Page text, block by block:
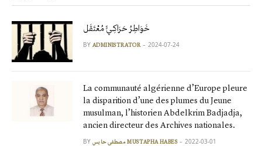
خَوَاطِرُ حَرَاكِـيٍّ مُعْتَقَل
BY ADMINISTRATOR 2024-07-24
La communauté algérienne d’Europe pleure
la disparition d’une des plumes du Jeune
musulman, l’historien Abdelkrim Badjadja,
ancien directeur des Archives nationales.
BY مصطفى حابس MUSTAPHA HABES 2022-03-01